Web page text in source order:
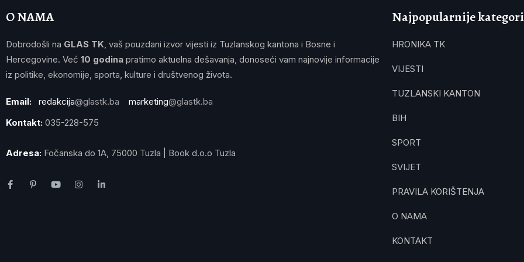
O NAMA
Dobrodošli na GLAS TK, vaš pouzdani izvor vijesti iz Tuzlanskog kantona i Bosne i
Hercegovine. Već 10 godina pratimo aktuelna dešavanja, donoseći vam najnovije informacije
iz politike, ekonomije, sporta, kulture i društvenog života.
Email: redakcija@glastk.ba marketing@glastk.ba
Kontakt: 035-228-575
Adresa: Fočanska do 1A, 75000 Tuzla | Book d.o.o Tuzla
Najpopularnije
HRONIKA TK
VIJESTI
TUZLANSKI KANTON
BIH
SPORT
SVIJET
PRAVILA KORIŠTENJA
O NAMA
KONTAKT